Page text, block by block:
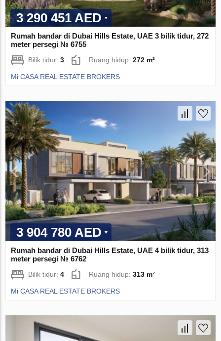
3 290 451 AED
Rumah bandar di Dubai Hills Estate, UAE 3 bilik tidur, 272
meter persegi № 6755
Bilik tidur:3 Ruang hidup:272 m²
Mi CASA REAL ESTATE BROKERS
3 904 780 AED
Rumah bandar di Dubai Hills Estate, UAE 4 bilik tidur, 313
meter persegi № 6762
Bilik tidur:4 Ruang hidup:313 m²
Mi CASA REAL ESTATE BROKERS